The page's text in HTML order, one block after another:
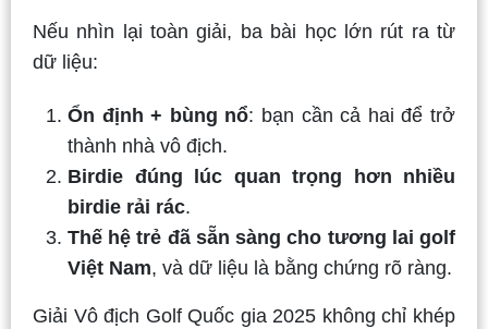
Nếu nhìn lại toàn giải, ba bài học lớn rút ra từ
dữ liệu:
Ổn định + bùng nổ: bạn cần cả hai để trở
thành nhà vô địch.
Birdie đúng lúc quan trọng hơn nhiều
birdie rải rác.
Thế hệ trẻ đã sẵn sàng cho tương lai golf
Việt Nam, và dữ liệu là bằng chứng rõ ràng.
Giải Vô địch Golf Quốc gia 2025 không chỉ khép